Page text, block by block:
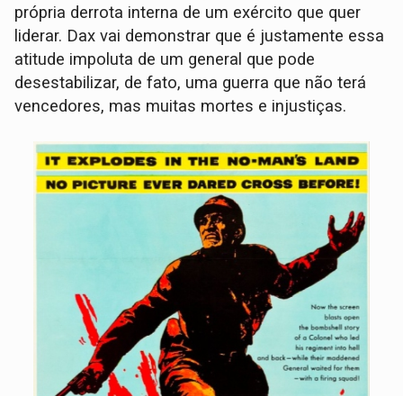
própria derrota interna de um exército que quer
liderar. Dax vai demonstrar que é justamente essa
atitude impoluta de um general que pode
desestabilizar, de fato, uma guerra que não terá
vencedores, mas muitas mortes e injustiças.